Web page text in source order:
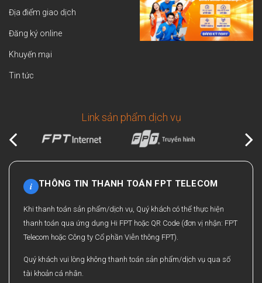
Địa điểm giao dịch
Đăng ký online
Khuyến mại
Tin tức
Link sản phẩm dịch vụ
i THÔNG TIN THANH TOÁN FPT TELECOM
Khi thanh toán sản phẩm/dịch vụ, Quý khách có thể thực hiện
thanh toán qua ứng dụng Hi FPT hoặc QR Code (đơn vị nhận: FPT
Telecom hoặc Công ty Cổ phần Viễn thông FPT).
Quý khách vui lòng không thanh toán sản phẩm/dịch vụ qua số
tài khoản cá nhân.